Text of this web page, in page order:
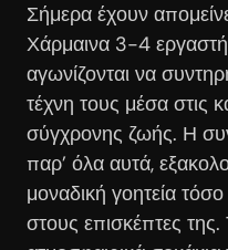
Σήμερα έχουν
Χάρμαινα 3-4
αγωνίζονται να
τέχνη τους μέσα στις
σύγχρονης ζωής. Η
παρ’ όλα αυτά,
μοναδική γοητεία
στους επισκέπτες της.